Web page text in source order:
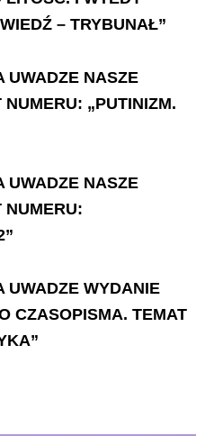
– TRYBUNAŁ”
UWADZE NASZE
„PUTINIZM.
UWADZE NASZE
NUMERU:
UWADZE WYDANIE
CZASOPISMA. TEMAT